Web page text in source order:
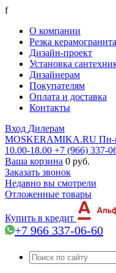
f
О компании
Резка керамогранита
Дизайн-проект
Установка
Дизайнерам
Покупателям
Оплата и доставка
Контакты
Вход Дилерам
MOSKERAMIKA.RU Пн-
10.00-18.00 +7 (966) 337-
Ваша корзина 0 руб.
Заказать звонок
Недавно вы смотрели
Отложенные товары
Купить в кредит
+7 966 337-06-60